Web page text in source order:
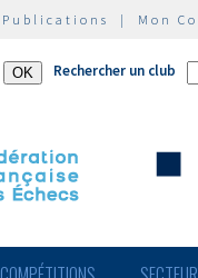
Publications | Mon
Rechercher un club